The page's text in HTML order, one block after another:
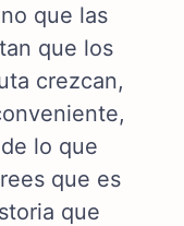
que las
que los
crezcan,
lo que
que es
que